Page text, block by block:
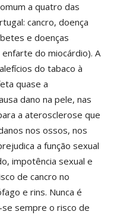
a quatro das
cancro, doença
e doenças
do miocárdio). A
do tabaco à
quase a
dano na pele, nas
a aterosclerose que
nos ossos, nos
a função sexual
impotência sexual e
de cancro no
e rins. Nunca é
sempre o risco de